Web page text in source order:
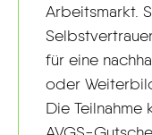
Arbeitsmarkt.
für eine
oder
Die Teilnahme